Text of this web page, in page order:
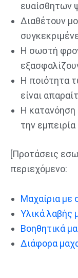
ευαίσθητων
Διαθέτουν
Η σωστή
Η ποιότητα
είναι
Η κατανόηση
την
[Προτάσεις
περιεχόμενο:
Μαχαίρια με
Υλικά λαβής
Βοηθητικά
Διάφορα